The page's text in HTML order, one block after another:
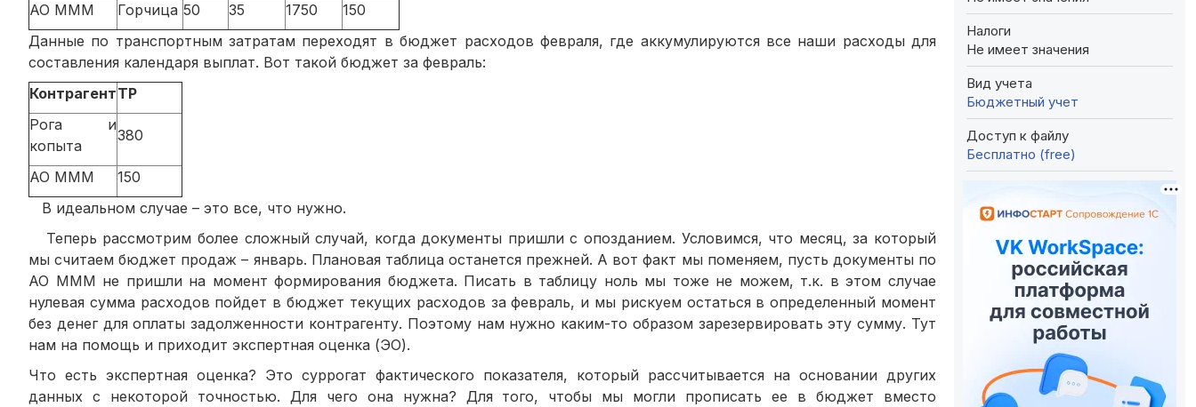
АО МММ Горчица 50 35 1750
150
Данные по транспортным затратам переходят в бюджет расходов февраля, где аккумулируются все наши расходы для
составления календаря выплат. Вот такой бюджет за февраль:
КонтрагентТР
Рога и
копыта
380
АО МММ
150
В идеальном случае – это все, что нужно.
Теперь рассмотрим более сложный случай, когда документы пришли с опозданием. Условимся, что месяц, за который
мы считаем бюджет продаж – январь. Плановая таблица останется прежней. А вот факт мы поменяем, пусть документы по
АО МММ не пришли на момент формирования бюджета. Писать в таблицу ноль мы тоже не можем, т.к. в этом случае
нулевая сумма расходов пойдет в бюджет текущих расходов за февраль, и мы рискуем остаться в определенный момент
без денег для оплаты задолженности контрагенту. Поэтому нам нужно каким-то образом зарезервировать эту сумму. Тут
нам на помощь и приходит экспертная оценка (ЭО).
Что есть экспертная оценка? Это суррогат фактического показателя, который рассчитывается на основании других
данных с некоторой точностью. Для чего она нужна? Для того, чтобы мы могли прописать ее в бюджет вместо
Налоги
Не имеет значения
Вид учета
Бюджетный учет
Доступ к файлу
Бесплатно (free)